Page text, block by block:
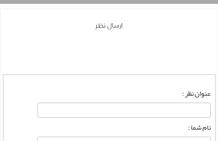
ارسال نظر
عنوان نظر :
نام شما :